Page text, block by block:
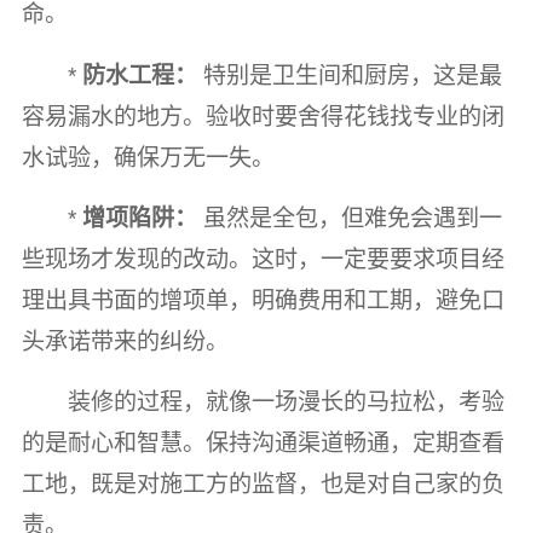
命。
* 防水工程：
特别是卫生间和厨房，这是最
容易漏水的地方。验收时要舍得花钱找专业的闭
水试验，确保万无一失。
* 增项陷阱：
虽然是全包，但难免会遇到一
些现场才发现的改动。这时，一定要要求项目经
理出具书面的增项单，明确费用和工期，避免口
头承诺带来的纠纷。
装修的过程，就像一场漫长的马拉松，考验
的是耐心和智慧。保持沟通渠道畅通，定期查看
工地，既是对施工方的监督，也是对自己家的负
责。